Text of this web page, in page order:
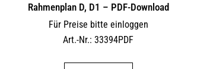
Rahmenplan D, D1 – PDF-Download
Für Preise bitte einloggen
Art.-Nr.: 33394PDF